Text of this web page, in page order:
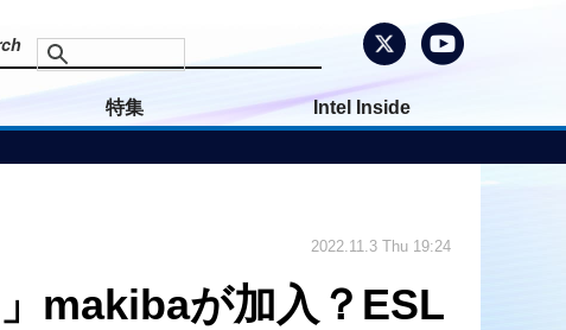
特集 Intel Inside
makibaが加入？ESL
2022.11.3 Thu 19:24